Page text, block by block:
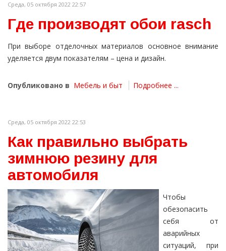
Среда, 05 октября 2022 22:57
Где производят обои rasch
При выборе отделочных материалов основное внимание
уделяется двум показателям – цена и дизайн.
Опубликовано в Мебель и быт Подробнее ...
Среда, 05 октября 2022 22:53
Как правильно выбрать
зимнюю резину для
автомобиля
Чтобы
обезопасить
себя от
аварийных
ситуаций, при